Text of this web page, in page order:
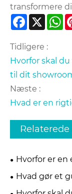
transformere
Facebook
X
Tidligere :
Hvorfor skal
til dit
Næste :
Hvad er en
Hvorfor er
osmannisk til
afgørende for
Hvad gør et
den mest